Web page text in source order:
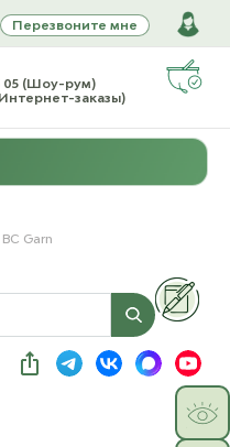
Перезвоните мне
05 (Шоу-рум)
заказы)
BC Garn